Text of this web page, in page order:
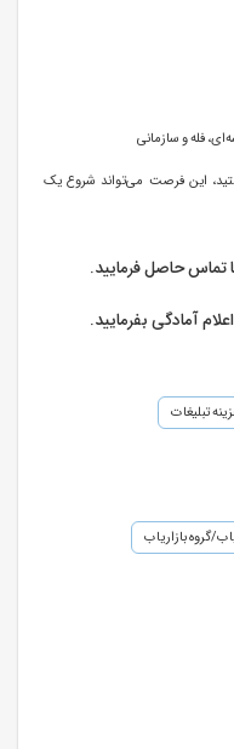
فله و سازمانی
این فرصت می‌تواند شروع یک
حاصل فرمایید.
آمادگی بفرمایید.
تبلیغات
گروه بازاریاب